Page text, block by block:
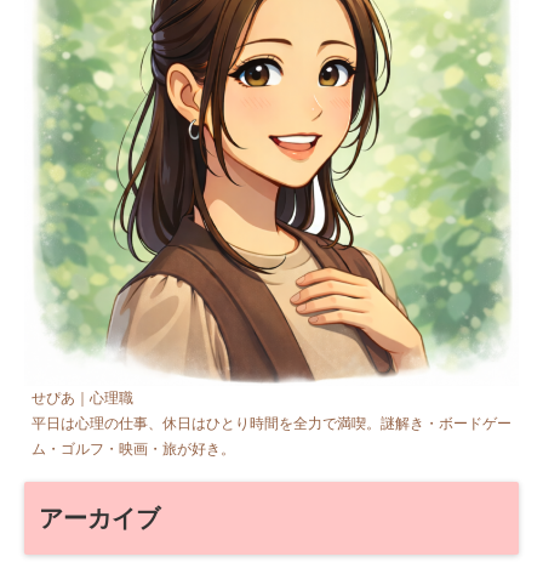
せぴあ｜心理職
平日は心理の仕事、休日はひとり時間を全力で満喫。謎解き・ボードゲー
ム・ゴルフ・映画・旅が好き。
アーカイブ